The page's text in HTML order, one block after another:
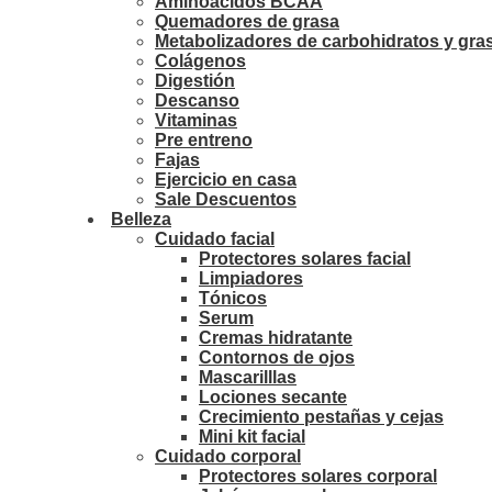
Quemadores de grasa
Metabolizadores de carbohidratos y
Colágenos
Digestión
Descanso
Vitaminas
Pre entreno
Fajas
Ejercicio en casa
Sale Descuentos
Belleza
Cuidado facial
Protectores solares facial
Limpiadores
Tónicos
Serum
Cremas hidratante
Contornos de ojos
Mascarilllas
Lociones secante
Crecimiento pestañas y cejas
Mini kit facial
Cuidado corporal
Protectores solares corporal